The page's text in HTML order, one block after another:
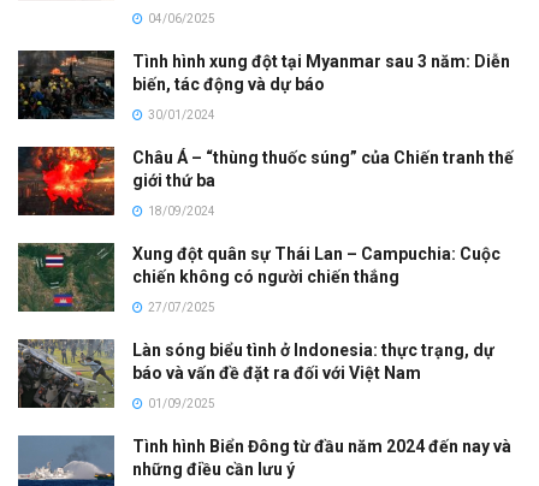
04/06/2025
Tình hình xung đột tại Myanmar sau 3 năm: Diễn
biến, tác động và dự báo
30/01/2024
Châu Á – “thùng thuốc súng” của Chiến tranh thế
giới thứ ba
18/09/2024
Xung đột quân sự Thái Lan – Campuchia: Cuộc
chiến không có người chiến thắng
27/07/2025
Làn sóng biểu tình ở Indonesia: thực trạng, dự
báo và vấn đề đặt ra đối với Việt Nam
01/09/2025
Tình hình Biển Đông từ đầu năm 2024 đến nay và
những điều cần lưu ý